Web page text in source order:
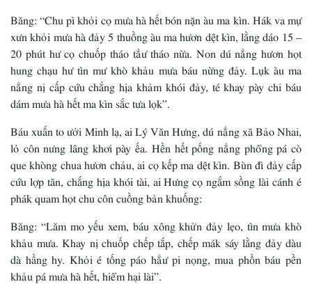
Băng: “Chu pì khỏi cọ mưa hà hết bón nặn àu ma kìn. Hák va mự
xưn khỏi mưa hà đảy 5 thuồng àu ma hươn dệt kìn, lằng dáo 15 –
20 phút hư cọ chuốp tháo tẳư tháo nừa. Non dú nẳng hươn họt
hung chạu hư tìn mư khò khảu mưa báu nừng đảy. Lụk àu ma
nẳng nị cấp cứu chắng hịa khảm khói đảy, té khay pày chi báu
dám mưa hà hết ma kìn sắc tưa lọk”.
Báu xuấn to ưởi Minh lạ, ai Lý Văn Hưng, dú nẳng xã Bảo Nhai,
lỏ côn nưng lâng khơi pày ếa. Hền hết pống nẳng phổng pá cò
que khòng chua hươn chảu, ai cọ kếp ma dệt kìn. Bùn đì đảy cấp
cứu lợp tăn, chắng hịa khói tài, ai Hưng cọ ngắm sồng lài cánh é
phák quam họt chu côn cuồng bản khuống:
Băng: “Lăm mo yếu xem, báu xông khửn đảy lẹo, tìn mưa khò
khảu mưa. Khay nị chuốp chếp tắp, chếp mák sáy lằng đảy dàu
dà hầng hy. Khỏi é tống páo hẳư pi nọng, mua phồn báu pền
khảu pá mưa hà hết, hiểm hại lài”.